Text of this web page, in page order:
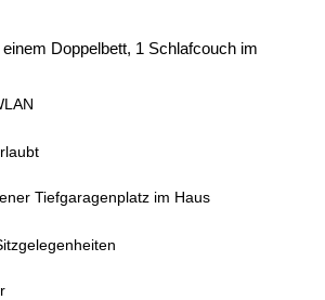
Doppelbett, 1 Schlafcouch im
Tiefgaragenplatz im Haus